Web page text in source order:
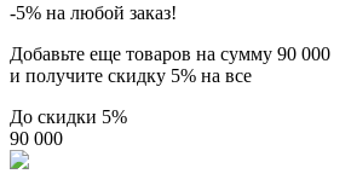
-5% на любой заказ!
Добавьте еще товаров на сумму 90 000
и получите скидку 5% на все
До скидки 5%
90 000